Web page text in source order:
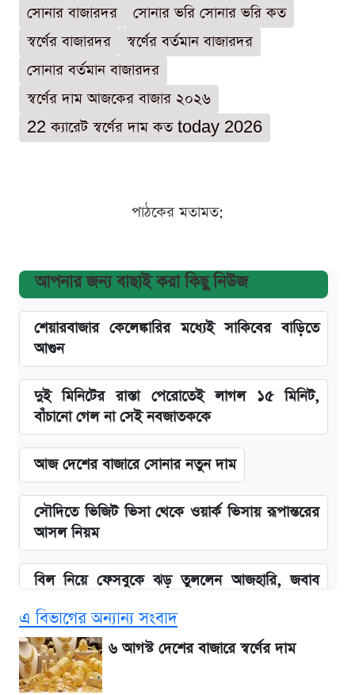
সোনার বাজারদর
সোনার ভরি সোনার ভরি কত
স্বর্ণের বাজারদর
স্বর্ণের বর্তমান বাজারদর
সোনার বর্তমান বাজারদর
স্বর্ণের দাম আজকের বাজার ২০২৬
22 ক্যারেট স্বর্ণের দাম কত today 2026
পাঠকের মতামত:
আপনার জন্য বাছাই করা কিছু নিউজ
শেয়ারবাজার কেলেঙ্কারির মধ্যেই সাকিবের বাড়িতে
আগুন
দুই মিনিটের রাস্তা পেরোতেই লাগল ১৫ মিনিট,
বাঁচানো গেল না সেই নবজাতককে
আজ দেশের বাজারে সোনার নতুন দাম
সৌদিতে ভিজিট ভিসা থেকে ওয়ার্ক ভিসায় রূপান্তরের
আসল নিয়ম
বিল নিয়ে ফেসবুকে ঝড় তুললেন আজহারি, জবাব
বাংলাদেশ নিয়ে যা বললেন সজীব ওয়াজেদ জয়
এ বিভাগের অন্যান্য সংবাদ
৬ আগস্ট দেশের বাজারে স্বর্ণের দাম